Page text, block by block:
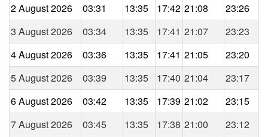
2 August 2026
03:31 13:35 17:42 21:08
23:26
3 August 2026
03:34 13:35 17:41 21:07
23:23
4 August 2026
03:36 13:35 17:41 21:05
23:20
5 August 2026
03:39 13:35 17:40 21:04
23:17
6 August 2026
03:42 13:35 17:39 21:02
23:15
7 August 2026
03:45 13:35 17:38 21:00
23:12